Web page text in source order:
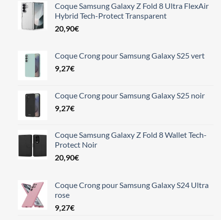
Coque Samsung Galaxy Z Fold 8 Ultra FlexAir
Hybrid Tech-Protect Transparent
20,90€
Coque Crong pour Samsung Galaxy S25 vert
9,27€
Coque Crong pour Samsung Galaxy S25 noir
9,27€
Coque Samsung Galaxy Z Fold 8 Wallet Tech-
Protect Noir
20,90€
Coque Crong pour Samsung Galaxy S24 Ultra
rose
9,27€